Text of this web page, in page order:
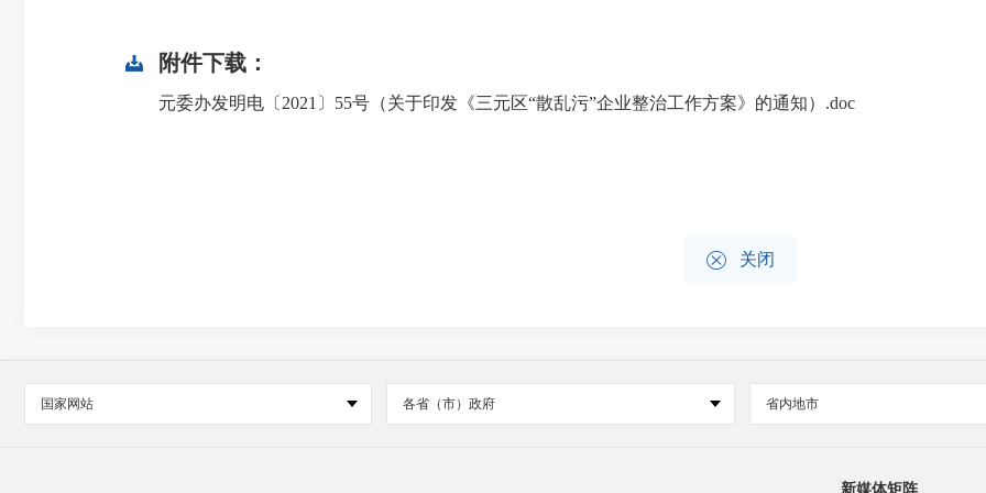
附件下载：
元委办发明电〔2021〕55号（关于印发《三元区“散乱污”企业整治工作方案》的通知）.doc
 关闭
国家网站 各省（市）政府 省内地市
新媒体矩阵